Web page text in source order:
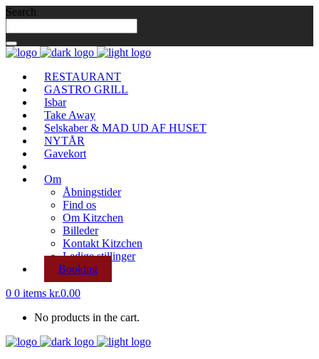
Search
RESTAURANT
GASTRO GRILL
Isbar
Take Away
Selskaber & MAD UD AF HUSET
NYTÅR
Gavekort
Om
Åbningstider
Find os
Om Kitzchen
Billeder
Kontakt Kitzchen
Ledige stillinger
Booking
0 0 items kr.0.00
No products in the cart.